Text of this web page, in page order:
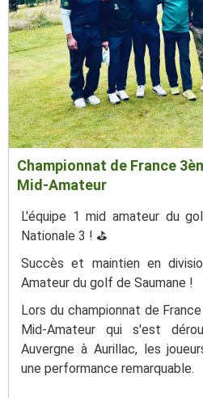
Championnat de France
Mid-Amateur
L'équipe 1 mid amateur du
Nationale 3 ! ⛳️
Succès et maintien en
Amateur du golf de Saumane !
Lors du championnat de
Mid-Amateur qui s'est
Auvergne à Aurillac, les
une performance remarquable.